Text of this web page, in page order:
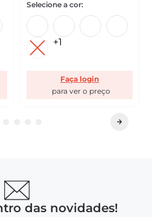
+1
Faça login
das novidades!